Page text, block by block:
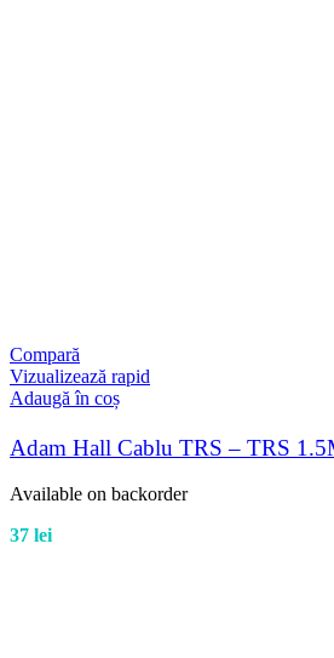
Compară
Vizualizează rapid
Adaugă în coș
Adam Hall Cablu TRS – TRS
Available on backorder
37 lei